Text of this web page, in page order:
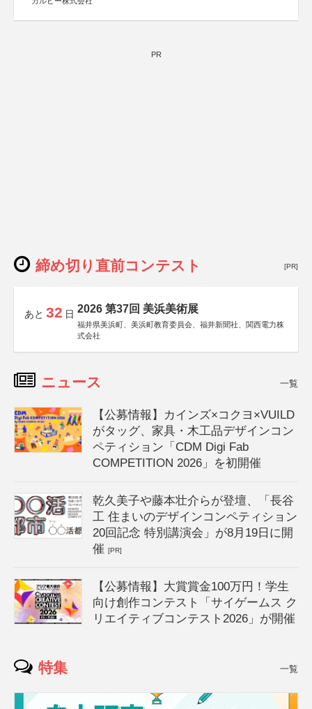
PR
締め切り直前コンテスト [PR]
あと 32 日 2026 第37回 美浜美術展
福井県美浜町、美浜町教育委員会、福井新聞社、関西電力株
式会社
ニュース 一覧
【公募情報】カインズ×コクヨ×VUILD
がタッグ、家具・木工品デザインコン
ペティション「CDM Digi Fab
COMPETITION 2026」を初開催
乾久美子や藤本壮介らが登壇、「長谷
工 住まいのデザインコンペティション
20回記念 特別講演会」が8月19日に開
催[PR]
【公募情報】大賞賞金100万円！学生
向け創作コンテスト「サイゲームス ク
リエイティブコンテスト2026」が開催
特集 一覧